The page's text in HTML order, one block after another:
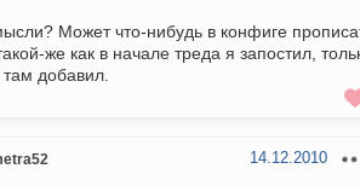
Может что-нибудь в конфиге
же как в начале треда я запостил,
добавил.
14.12.2010